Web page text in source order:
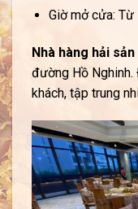
Giờ mở cửa:
Nhà hàng hải
đường Hồ Nghinh.
khách, tập trung